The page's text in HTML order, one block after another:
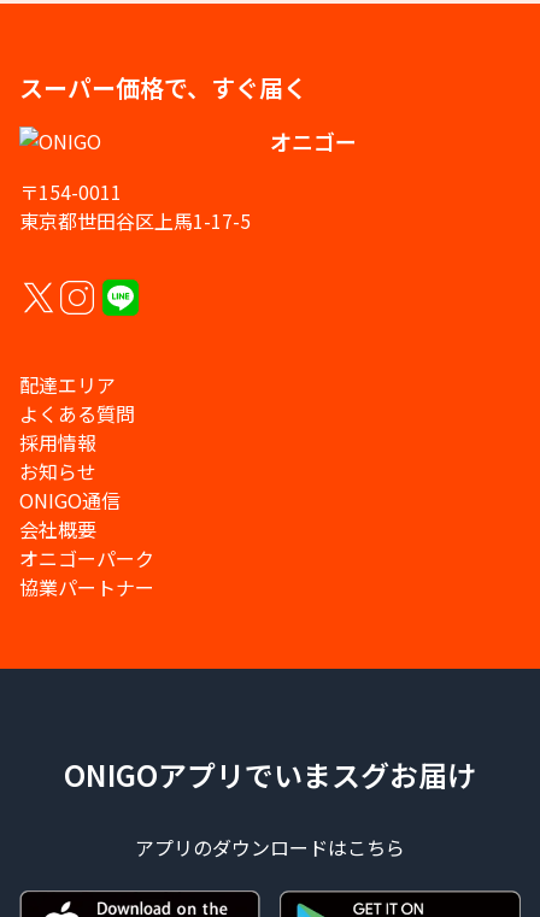
スーパー価格で、すぐ届く
オニゴー
〒154-0011
東京都世田谷区上馬1-17-5
配達エリア
よくある質問
採用情報
お知らせ
ONIGO通信
会社概要
オニゴーパーク
協業パートナー
ONIGOアプリでいまスグお届け
アプリのダウンロードはこちら